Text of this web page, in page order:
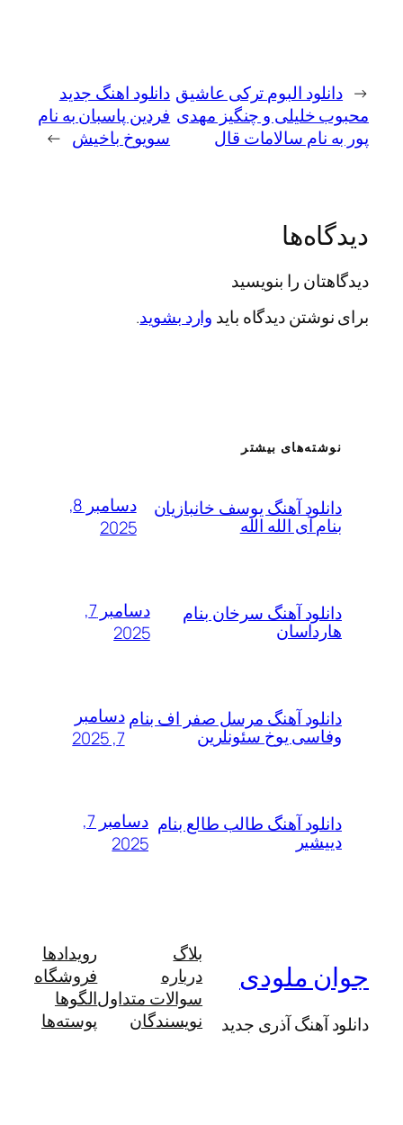
← دانلود البوم ترکی عاشیق
محبوب خلیلی و چنگیز مهدی
پور به نام سالامات قال
دانلود اهنگ جدید
فردین پاسبان به نام
سویوخ باخیش →
دیدگاه‌ها
دیدگاهتان را بنویسید
برای نوشتن دیدگاه باید وارد بشوید.
نوشته‌های بیشتر
دانلود آهنگ یوسف خانبازیان
بنام آی الله الله
دسامبر 8,
2025
دانلود آهنگ سرخان بنام
هارداسان
دسامبر 7,
2025
دانلود آهنگ مرسل صفر اف بنام
وفاسی یوخ سئونلرین
دسامبر
7, 2025
دانلود آهنگ طالب طالع بنام
دییشیر
دسامبر 7,
2025
جوان ملودی
دانلود آهنگ آذری جدید
بلاگ
درباره
سوالات متداول
نویسندگان
رویدادها
فروشگاه
الگوها
پوسته‌ها